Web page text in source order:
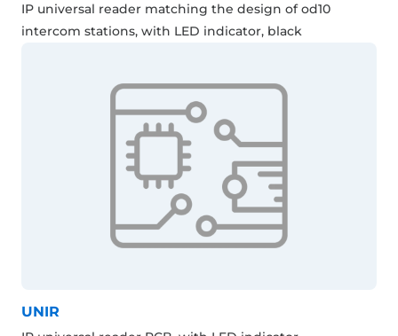
IP universal reader matching the design of od10
intercom stations, with LED indicator, black
UNIR